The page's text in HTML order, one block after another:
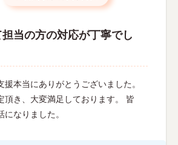
当の方の対応が丁寧でし
援本当にありがとうございました。
頂き、大変満足しております。 皆
なりました。